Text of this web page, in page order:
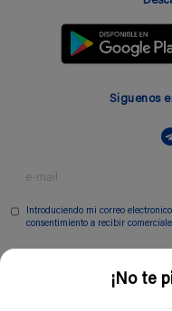
¡No te
Siguenos
Introduciendo mi correo
consentimiento a recibir